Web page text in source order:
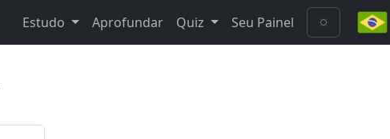
Estudo Aprofundar Quiz Seu Painel